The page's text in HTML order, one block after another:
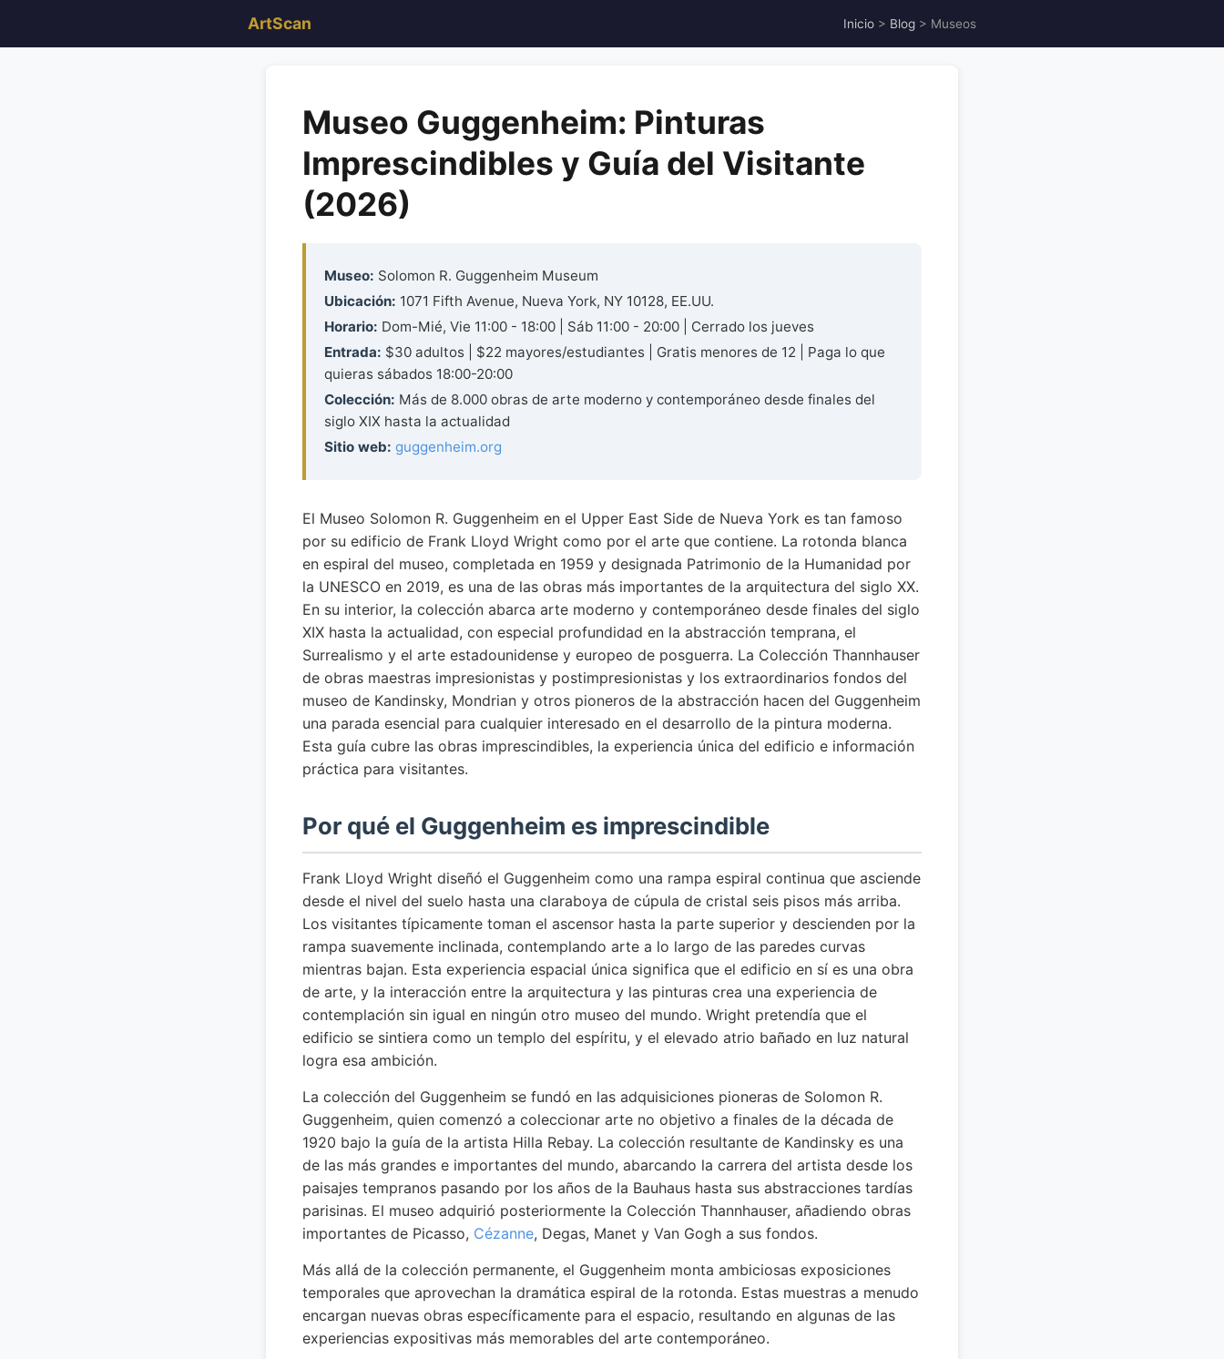
ArtScan Inicio > Blog > Museos
Museo Guggenheim: Pinturas
Imprescindibles y Guía del Visitante
(2026)
Museo: Solomon R. Guggenheim Museum
Ubicación: 1071 Fifth Avenue, Nueva York, NY 10128, EE.UU.
Horario: Dom-Mié, Vie 11:00 - 18:00 | Sáb 11:00 - 20:00 | Cerrado los jueves
Entrada: $30 adultos | $22 mayores/estudiantes | Gratis menores de 12 | Paga lo que
quieras sábados 18:00-20:00
Colección: Más de 8.000 obras de arte moderno y contemporáneo desde finales del
siglo XIX hasta la actualidad
Sitio web: guggenheim.org
El Museo Solomon R. Guggenheim en el Upper East Side de Nueva York es tan famoso
por su edificio de Frank Lloyd Wright como por el arte que contiene. La rotonda blanca
en espiral del museo, completada en 1959 y designada Patrimonio de la Humanidad por
la UNESCO en 2019, es una de las obras más importantes de la arquitectura del siglo XX.
En su interior, la colección abarca arte moderno y contemporáneo desde finales del siglo
XIX hasta la actualidad, con especial profundidad en la abstracción temprana, el
Surrealismo y el arte estadounidense y europeo de posguerra. La Colección Thannhauser
de obras maestras impresionistas y postimpresionistas y los extraordinarios fondos del
museo de Kandinsky, Mondrian y otros pioneros de la abstracción hacen del Guggenheim
una parada esencial para cualquier interesado en el desarrollo de la pintura moderna.
Esta guía cubre las obras imprescindibles, la experiencia única del edificio e información
práctica para visitantes.
Por qué el Guggenheim es imprescindible
Frank Lloyd Wright diseñó el Guggenheim como una rampa espiral continua que asciende
desde el nivel del suelo hasta una claraboya de cúpula de cristal seis pisos más arriba.
Los visitantes típicamente toman el ascensor hasta la parte superior y descienden por la
rampa suavemente inclinada, contemplando arte a lo largo de las paredes curvas
mientras bajan. Esta experiencia espacial única significa que el edificio en sí es una obra
de arte, y la interacción entre la arquitectura y las pinturas crea una experiencia de
contemplación sin igual en ningún otro museo del mundo. Wright pretendía que el
edificio se sintiera como un templo del espíritu, y el elevado atrio bañado en luz natural
logra esa ambición.
La colección del Guggenheim se fundó en las adquisiciones pioneras de Solomon R.
Guggenheim, quien comenzó a coleccionar arte no objetivo a finales de la década de
1920 bajo la guía de la artista Hilla Rebay. La colección resultante de Kandinsky es una
de las más grandes e importantes del mundo, abarcando la carrera del artista desde los
paisajes tempranos pasando por los años de la Bauhaus hasta sus abstracciones tardías
parisinas. El museo adquirió posteriormente la Colección Thannhauser, añadiendo obras
importantes de Picasso, Cézanne, Degas, Manet y Van Gogh a sus fondos.
Más allá de la colección permanente, el Guggenheim monta ambiciosas exposiciones
temporales que aprovechan la dramática espiral de la rotonda. Estas muestras a menudo
encargan nuevas obras específicamente para el espacio, resultando en algunas de las
experiencias expositivas más memorables del arte contemporáneo.